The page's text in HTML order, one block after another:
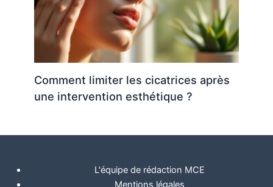
Comment limiter les cicatrices après
une intervention esthétique ?
L'équipe de rédaction MCE
Mentions légales